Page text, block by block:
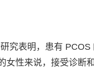
究表明，患有
性来说，接受诊断